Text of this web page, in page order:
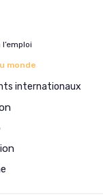
monde
internationaux